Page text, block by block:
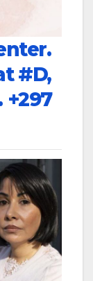
#D,
+297